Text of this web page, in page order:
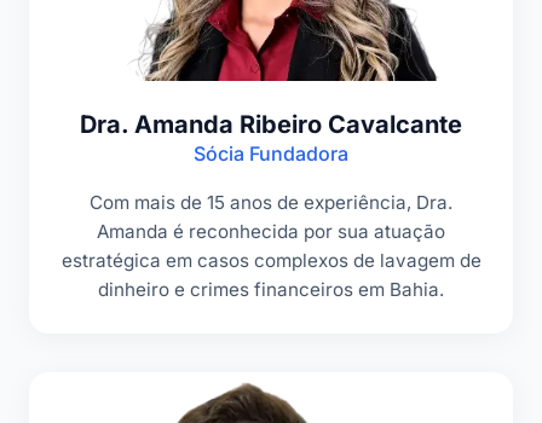
Dra. Amanda Ribeiro Cavalcante
Sócia Fundadora
Com mais de 15 anos de experiência, Dra.
Amanda é reconhecida por sua atuação
estratégica em casos complexos de lavagem de
dinheiro e crimes financeiros em Bahia.